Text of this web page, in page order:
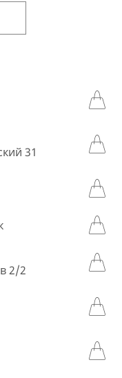
31
2/2